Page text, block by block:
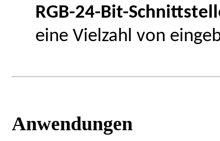
RGB-24-Bit-
eine Vielzahl von
Anwendungen